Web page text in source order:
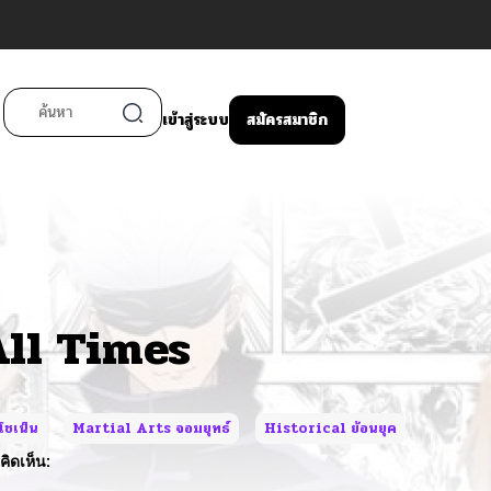
เข้าสู่ระบบ สมัครสมาชิก
Times
เน็น Martial Arts จอมยุทธ์
Historical ย้อนยุค
ดเห็น: